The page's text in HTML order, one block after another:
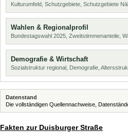
Kulturumfeld, Schutzgebiete, Schutzgebiete
Wahlen & Regionalprofil
Bundestagswahl 2025, Zweitstimmenanteile,
Demografie & Wirtschaft
Sozialstruktur regional, Demografie,
Datenstand
Die vollständigen Quellennachweise,
Fakten zur Duisburger Straße